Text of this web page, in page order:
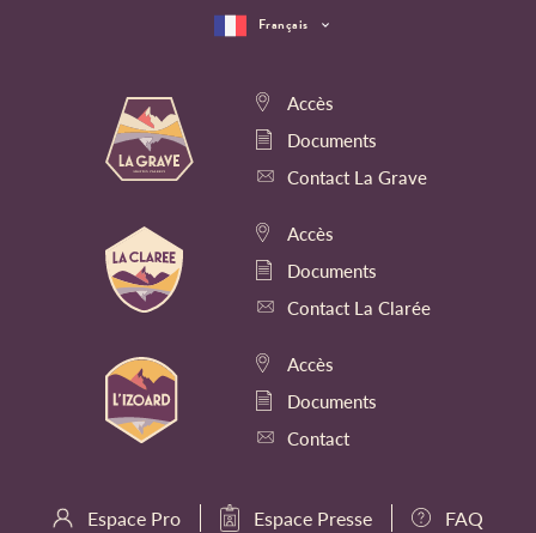
Accès
Documents
Contact La Grave
Accès
Documents
Contact La Clarée
Accès
Documents
Contact
Espace Pro Espace Presse FAQ
Français